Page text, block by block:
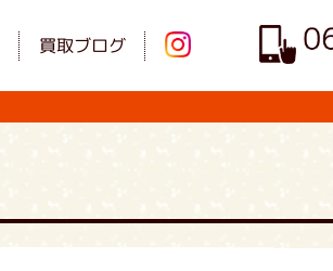
買取ブログ